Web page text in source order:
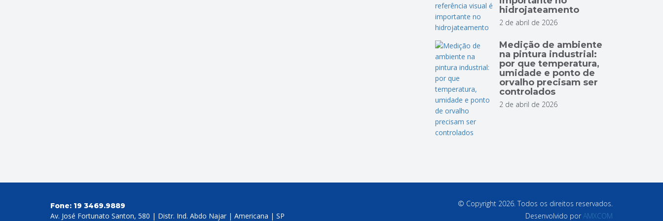
hidrojateamento
2 de abril de 2026
Medição de ambiente
na pintura industrial:
por que temperatura,
umidade e ponto de
orvalho precisam ser
controlados
2 de abril de 2026
Fone: 19 3469.9889
Av. José Fortunato Santon, 580 | Distr. Ind. Abdo Najar | Americana | SP
© Copyright 2026. Todos os direitos reservados.
Desenvolvido porAMXCOM